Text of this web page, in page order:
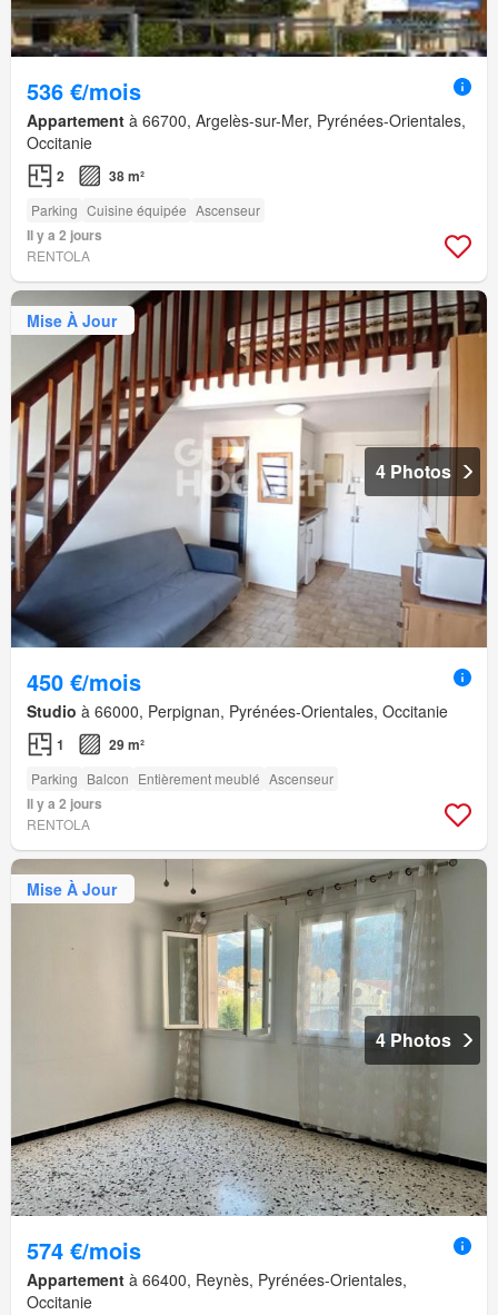
536 €/mois
Appartement à 66700, Argelès-sur-Mer, Pyrénées-Orientales,
Occitanie
2 38 m²
Parking Cuisine équipée Ascenseur
Il y a 2 jours
RENTOLA
Mise À Jour
4 Photos
450 €/mois
Studio à 66000, Perpignan, Pyrénées-Orientales, Occitanie
1 29 m²
Parking Balcon Entièrement meublé Ascenseur
Il y a 2 jours
RENTOLA
Mise À Jour
4 Photos
574 €/mois
Appartement à 66400, Reynès, Pyrénées-Orientales,
Occitanie